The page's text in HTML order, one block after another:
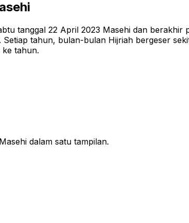
tanggal 22 April 2023 Masehi dan berakhir
tahun, bulan-bulan Hijriah bergeser
tahun.
dalam satu tampilan.